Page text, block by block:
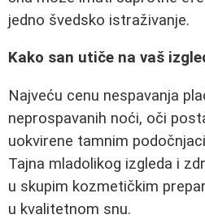
jedno švedsko istraživanje.
Kako san utiče na vaš
Najveću cenu nespavanja
neprospavanih noći, oči
uokvirene tamnim
Tajna mladolikog izgleda i
u skupim kozmetičkim
u kvalitetnom snu.